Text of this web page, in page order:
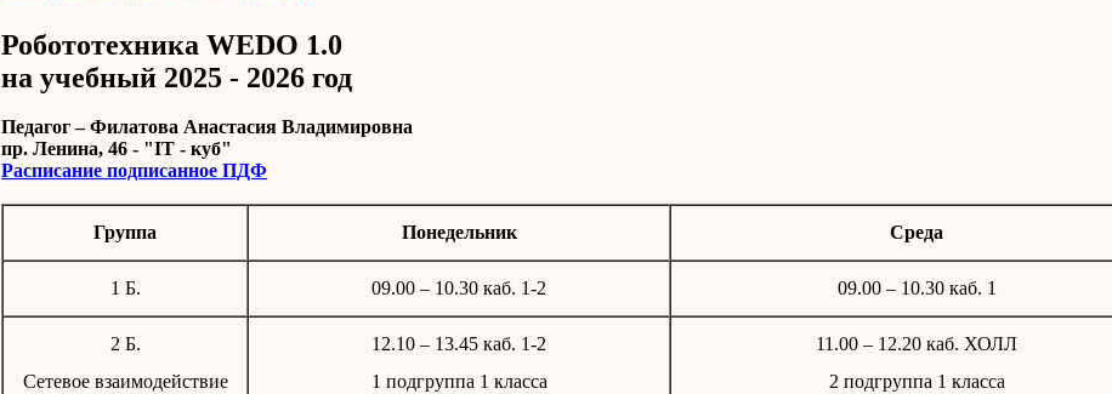
Робототехника WEDO 1.0
на учебный 2025 - 2026 год
Педагог –Филатова Анастасия Владимировна
пр. Ленина, 46 - "IT - куб"
Расписание подписанное ПДФ
Группа Понедельник Среда
1 Б. 09.00 – 10.30 каб. 1-2 09.00 – 10.30 каб. 1
2 Б.
Сетевое взаимодействие
12.10 – 13.45 каб. 1-2
1 подгруппа 1 класса
11.00 – 12.20 каб. ХОЛЛ
2 подгруппа 1 класса